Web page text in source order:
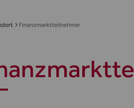
Finanzmarktteilnehmer